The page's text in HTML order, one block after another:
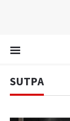
SUTPA